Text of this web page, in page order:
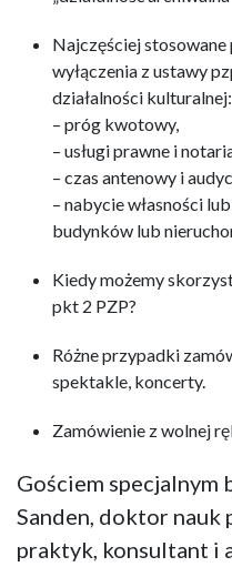
Najczęściej
wyłączenia z ustawy
działalności kulturalnej:
– próg kwotowy,
– usługi prawne i
– czas antenowy i
– nabycie własności
budynków lub
Kiedy możemy
pkt 2 PZP?
Różne przypadki
spektakle, koncerty.
Zamówienie z wolnej
Gościem specjalnym
Sanden, doktor
praktyk, konsultant i